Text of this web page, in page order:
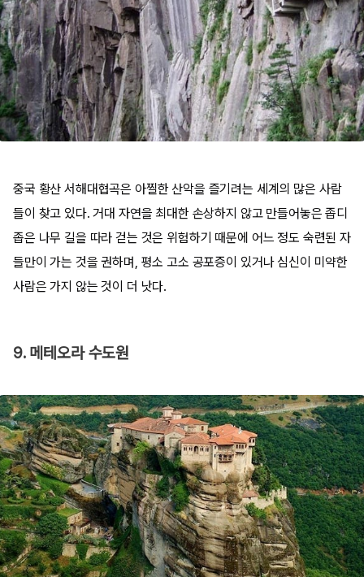
중국 황산 서해대협곡은 아찔한 산악을 즐기려는 세계의 많은 사람
들이 찾고 있다. 거대 자연을 최대한 손상하지 않고 만들어놓은 좁디
좁은 나무 길을 따라 걷는 것은 위험하기 때문에 어느 정도 숙련된 자
들만이 가는 것을 권하며, 평소 고소 공포증이 있거나 심신이 미약한
사람은 가지 않는 것이 더 낫다.
9. 메테오라 수도원